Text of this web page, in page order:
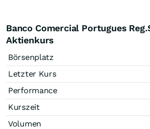
Banco Comercial Portugues
Aktienkurs
Börsenplatz
Letzter Kurs
Performance
Kurszeit
Volumen